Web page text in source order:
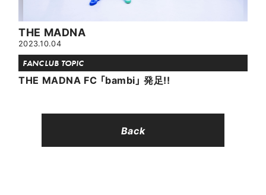
THE MADNA
2023.10.04
FANCLUB TOPIC
THE MADNA FC 「bambi」 発足!!
Back